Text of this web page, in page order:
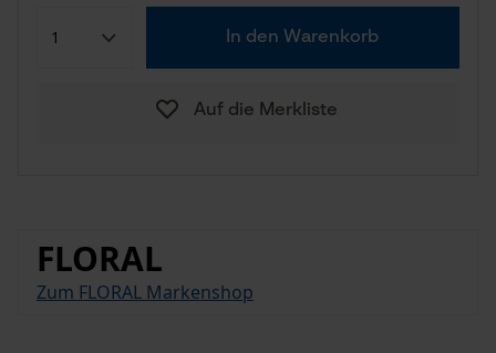
In den Warenkorb
Auf die Merkliste
FLORAL
Zum FLORAL Markenshop